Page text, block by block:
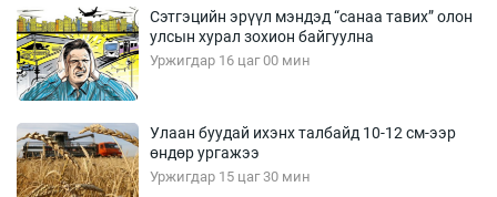
Сэтгэцийн эрүүл мэндэд “санаа тавих” олон
улсын хурал зохион байгуулна
Уржигдар 16 цаг 00 мин
Улаан буудай ихэнх талбайд 10-12 см-ээр
өндөр ургажээ
Уржигдар 15 цаг 30 мин